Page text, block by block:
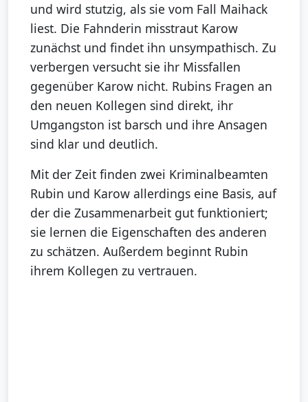
und wird stutzig, als sie vom Fall Maihack
liest. Die Fahnderin misstraut Karow
zunächst und findet ihn unsympathisch. Zu
verbergen versucht sie ihr Missfallen
gegenüber Karow nicht. Rubins Fragen an
den neuen Kollegen sind direkt, ihr
Umgangston ist barsch und ihre Ansagen
sind klar und deutlich.
Mit der Zeit finden zwei Kriminalbeamten
Rubin und Karow allerdings eine Basis, auf
der die Zusammenarbeit gut funktioniert;
sie lernen die Eigenschaften des anderen
zu schätzen. Außerdem beginnt Rubin
ihrem Kollegen zu vertrauen.